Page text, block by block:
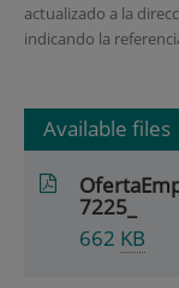
actualizado a la
indicando la
Available files
7225_
662 KB